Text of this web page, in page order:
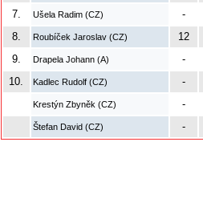
7.
Ušela Radim (CZ)
-
8.
Roubíček Jaroslav (CZ)
12
9.
Drapela Johann (A)
-
10.
Kadlec Rudolf (CZ) -
Krestýn Zbyněk (CZ) -
Štefan David (CZ) -